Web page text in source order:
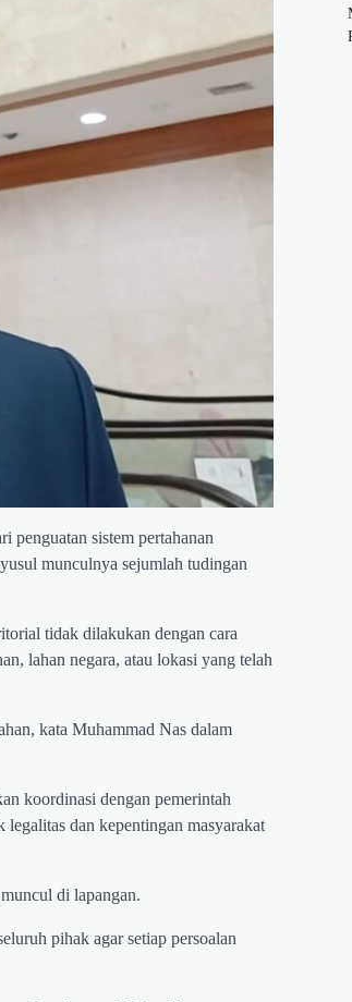
penguatan sistem pertahanan
munculnya sejumlah tudingan
tidak dilakukan dengan cara
lahan negara, atau lokasi yang telah
kata Muhammad Nas dalam
koordinasi dengan pemerintah
dan kepentingan masyarakat
di lapangan.
pihak agar setiap persoalan